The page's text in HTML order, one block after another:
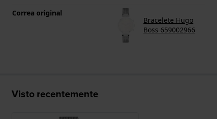
Correa original
Bracelete Hugo
Boss 659002966
Visto recentemente